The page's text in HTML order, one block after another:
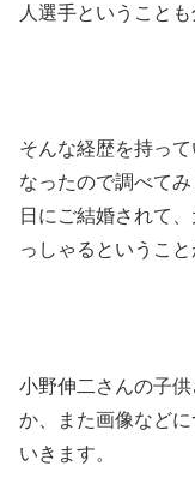
人選手ということも
そんな経歴を持っ
なったので調べて
日にご結婚されて
っしゃるということ
小野伸二さんの子
か、また画像など
いきます。